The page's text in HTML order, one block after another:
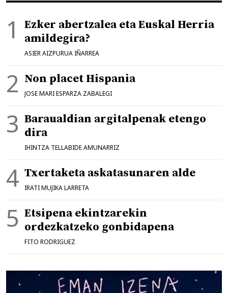
Ezker abertzalea eta Euskal Herria
amildegira?
ASIER AIZPURUA IÑARREA
Non placet Hispania
JOSE MARI ESPARZA ZABALEGI
Baraualdian argitalpenak etengo
dira
IHINTZA TELLABIDE AMUNARRIZ
Txertaketa askatasunaren alde
IRATI MUJIKA LARRETA
Etsipena ekintzarekin
ordezkatzeko gonbidapena
FITO RODRIGUEZ